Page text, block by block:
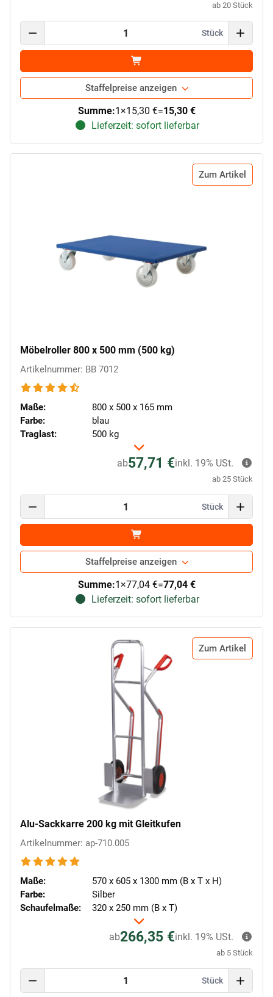
ab 20 Stück
Stück
Staffelpreise anzeigen
Summe:1 ×15,30 €=15,30 €
Lieferzeit: sofort lieferbar
Zum Artikel
Möbelroller 800 x 500 mm (500 kg)
Artikelnummer: BB 7012
Maße:
800 x 500 x 165 mm
Farbe:
blau
Traglast:
500 kg
ab57,71 €
ab 25 Stück
inkl. 19% USt.
Stück
Staffelpreise anzeigen
Summe:1 ×77,04 €=77,04 €
Lieferzeit: sofort lieferbar
Zum Artikel
Alu-Sackkarre 200 kg mit Gleitkufen
Artikelnummer: ap-710.005
Maße:
570 x 605 x 1300 mm (B x T x H)
Farbe:
Silber
Schaufelmaße:
320 x 250 mm (B x T)
ab266,35 €
ab 5 Stück
inkl. 19% USt.
Stück